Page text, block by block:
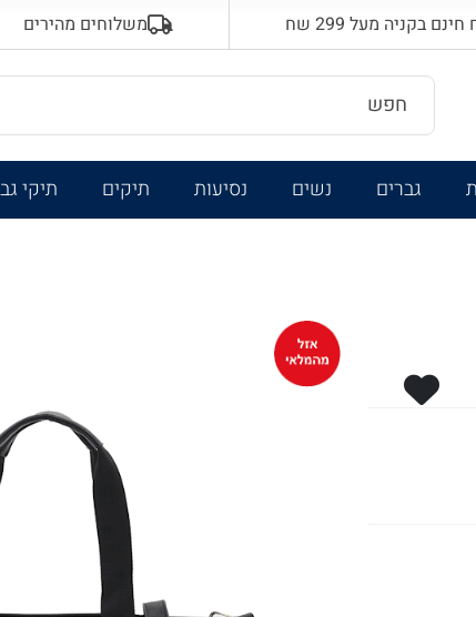
בקניה מעל 299 שח משלוחים מהירים
גברים נשים נסיעות תיקים
תיקי גב